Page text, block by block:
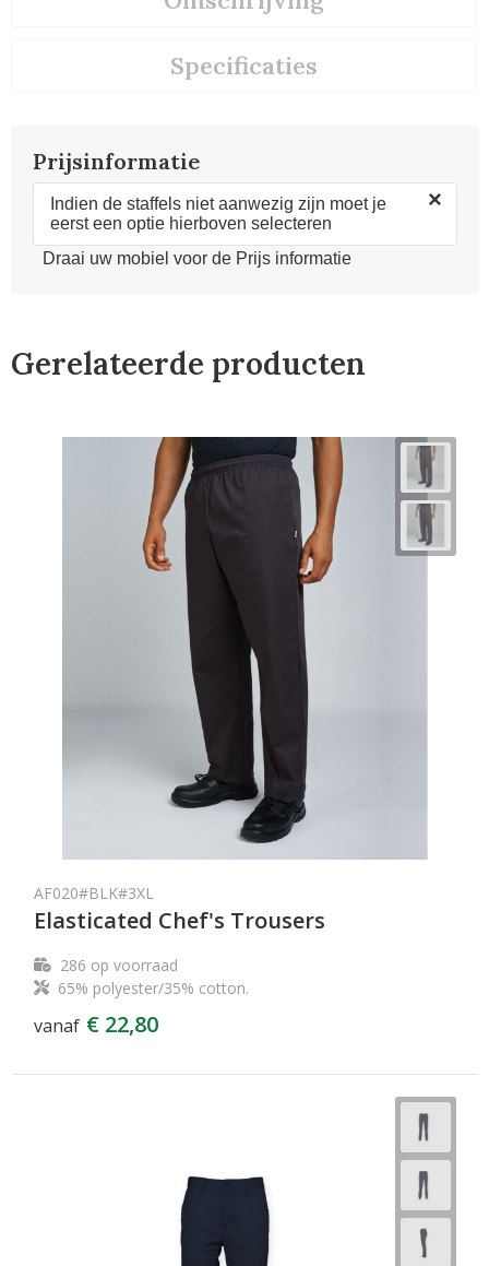
Specificaties
Prijsinformatie
Indien de staffels niet aanwezig zijn moet je
eerst een optie hierboven selecteren
×
Draai uw mobiel voor de Prijs informatie
Gerelateerde producten
AF020#BLK#3XL
Elasticated Chef's Trousers
286 op voorraad
65% polyester/35% cotton.
vanaf € 22,80